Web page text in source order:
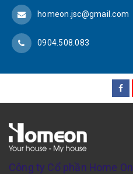
homeon.jsc@gmail.com
0904.508.083
Công ty Cổ phần Home On